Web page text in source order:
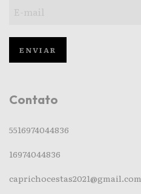
Contato
5516974044836
16974044836
caprichocestas2021@gmail.com